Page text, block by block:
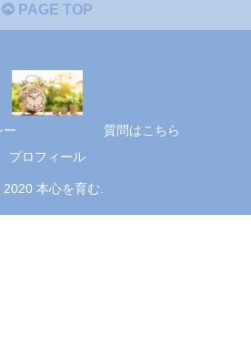
PAGE TOP
ー
質問はこちら
プロフィール
本心を育む.